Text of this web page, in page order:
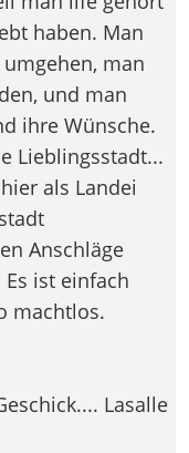
haben. Man
man
und man
ihre Wünsche.
Lieblingsstadt...
als Landei
Anschläge
ist einfach
machtlos.
Lasalle